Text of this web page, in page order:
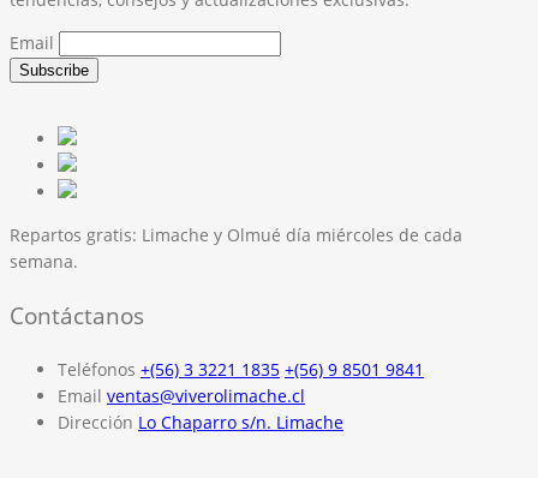
Email
Repartos gratis: Limache y Olmué día miércoles de cada
semana.
Contáctanos
Teléfonos +(56) 3 3221 1835 +(56) 9 8501 9841
Email ventas@viverolimache.cl
Dirección Lo Chaparro s/n. Limache